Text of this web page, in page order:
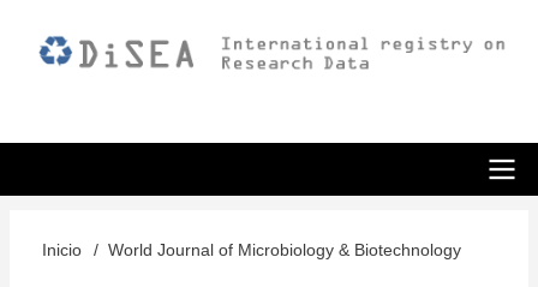
Sobrescribir
Inicio World Journal of Microbiology & Biotechnology